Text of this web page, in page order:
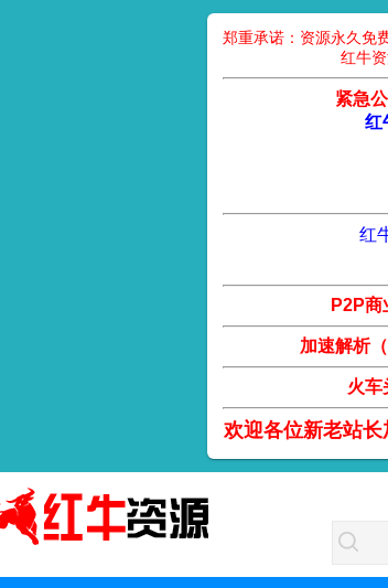
郑重承诺：资源永久免
红牛
紧急公
红
红
P2P
加速解析
火车
欢迎各位新老站长